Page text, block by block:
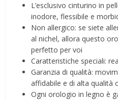
L’esclusivo cinturino in
inodore, flessibile e
Non allergico: se siete
al nichel, allora questo
perfetto per voi
Caratteristiche speciali:
Garanzia di qualità:
affidabile e di alta qualità
Ogni orologio in legno è